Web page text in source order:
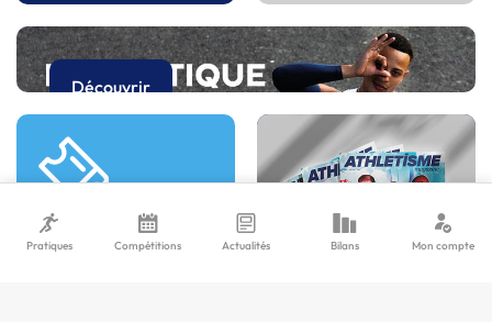
Découvrir
Pratiques Compétitions Actualités Bilans Mon compte